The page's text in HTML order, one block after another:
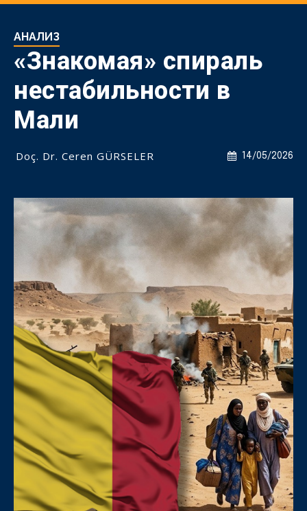
АНАЛИЗ
«Знакомая» спираль
нестабильности в
Мали
14/05/2026
Doç. Dr. Ceren GÜRSELER